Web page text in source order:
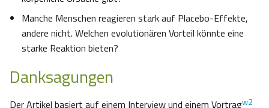
Manche Menschen reagieren stark auf Placebo-Effekte,
andere nicht. Welchen evolutionären Vorteil könnte eine
starke Reaktion bieten?
Danksagungen
Der Artikel basiert auf einem Interview und einem Vortragw2